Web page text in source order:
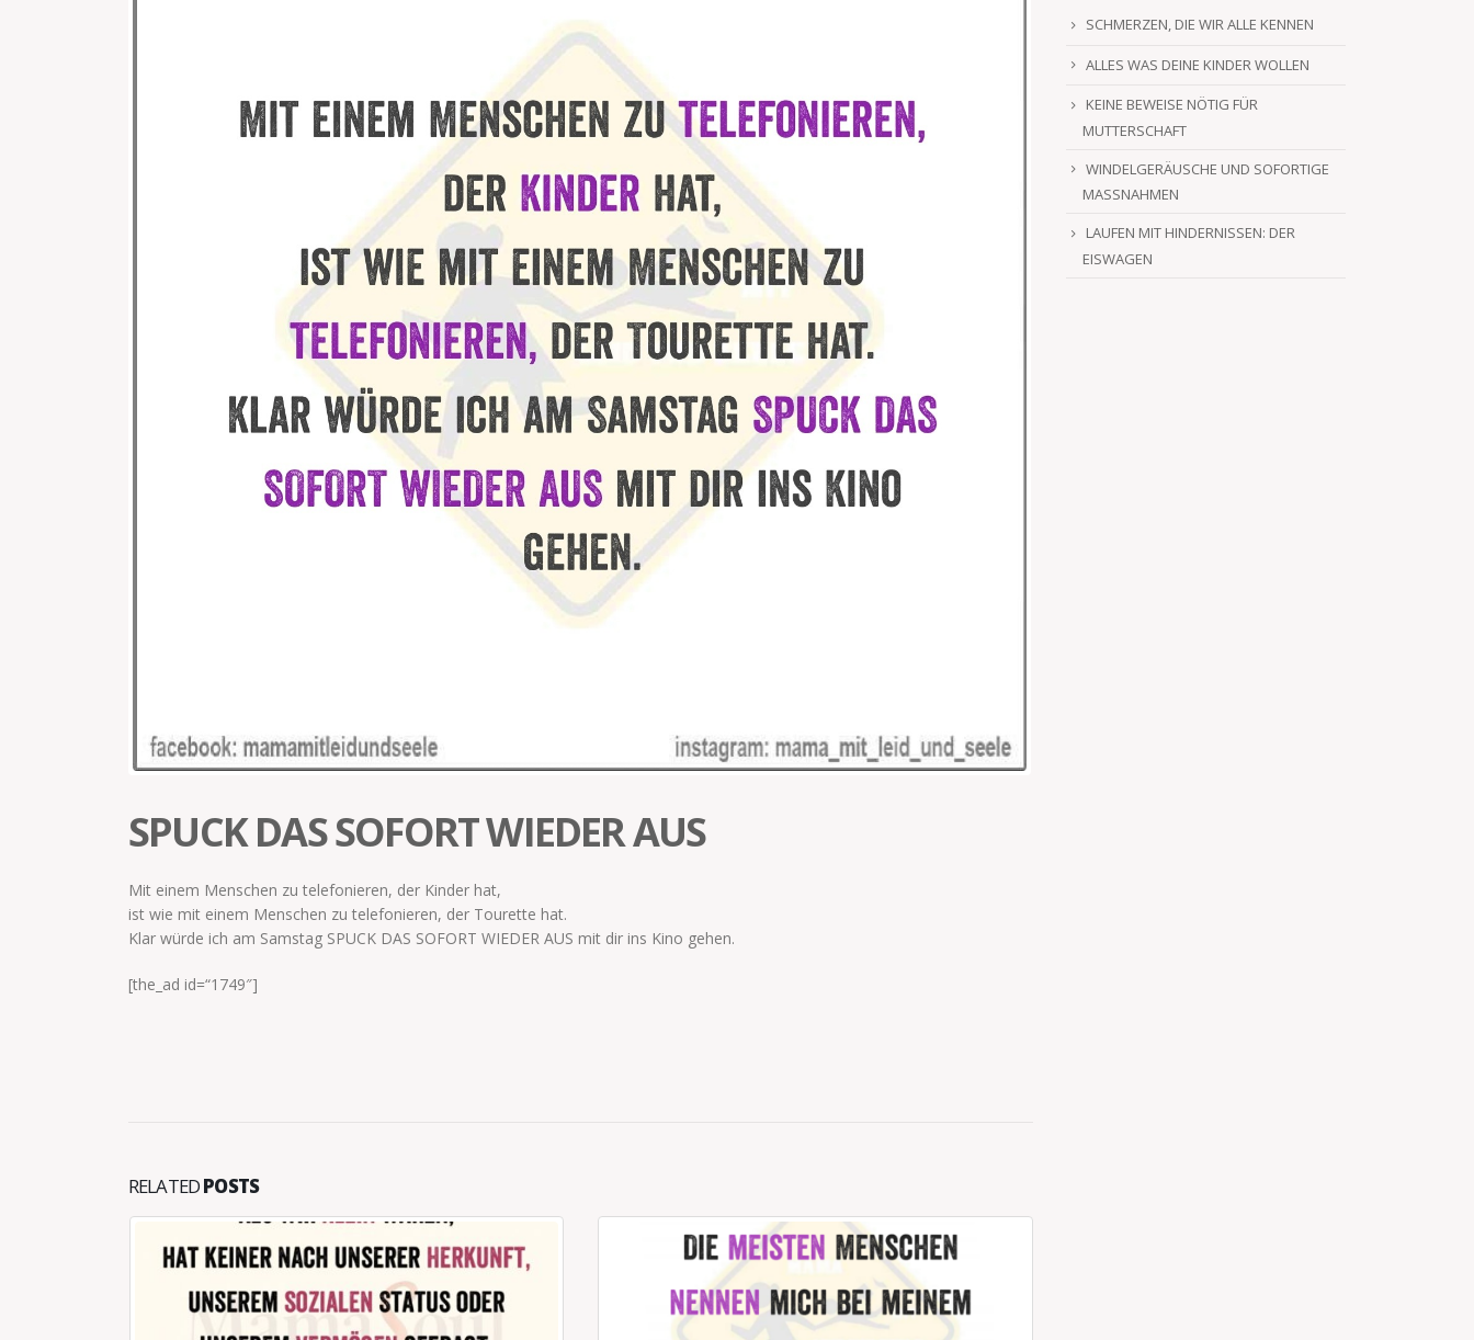
SPUCK DAS SOFORT WIEDER AUS
Mit einem Menschen zu telefonieren, der Kinder hat,
ist wie mit einem Menschen zu telefonieren, der Tourette hat.
Klar würde ich am Samstag SPUCK DAS SOFORT WIEDER AUS mit dir ins Kino gehen.
[the_ad id=“1749″]
RELATEDPOSTS
SCHMERZEN, DIE WIR ALLE KENNEN
ALLES WAS DEINE KINDER WOLLEN
KEINE BEWEISE NÖTIG FÜR
MUTTERSCHAFT
WINDELGERÄUSCHE UND SOFORTIGE
MASSNAHMEN
LAUFEN MIT HINDERNISSEN: DER
EISWAGEN